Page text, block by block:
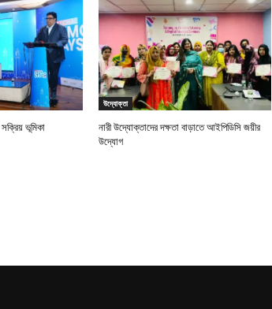
ভূমিকা
উদ্যোক্তা
নারী উদ্যোক্তাদের দক্ষতা বাড়াতে আইপিডিসি জয়ীর
উদ্যোগ